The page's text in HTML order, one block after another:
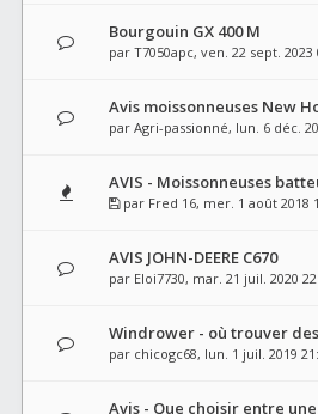
Bourgouin GX 400 M
par T7050apc, ven. 22 sept. 2023
Avis moissonneuses New
par Agri-passionné, lun. 6 déc.
AVIS - Moissonneuses
par Fred 16, mer. 1 août 2018
AVIS JOHN-DEERE C670
par Eloi7730, mar. 21 juil. 2020
Windrower - où trouver
par chicogc68, lun. 1 juil. 2019
Avis - Que choisir entre une